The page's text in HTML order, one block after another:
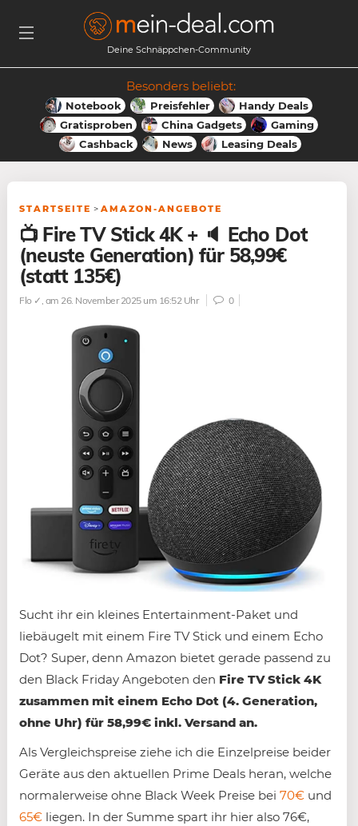
Deine Schnäppchen-Community
Besonders beliebt:
Notebook Preisfehler
Handy Deals
Gratisproben
China Gadgets
Gaming
Cashback
News Leasing Deals
STARTSEITE > AMAZON-ANGEBOTE
📺 Fire TV Stick 4K + 🔈 Echo Dot
(neuste Generation) für 58,99€
(statt 135€)
Flo ✓ , am 26. November 2025 um 16:52 Uhr 0
Sucht ihr ein kleines Entertainment-Paket und
liebäugelt mit einem Fire TV Stick und einem Echo
Dot? Super, denn Amazon bietet gerade passend zu
den Black Friday Angeboten den Fire TV Stick 4K
zusammen mit einem Echo Dot (4. Generation,
ohne Uhr) für 58,99€ inkl. Versand an.
Als Vergleichspreise ziehe ich die Einzelpreise beider
Geräte aus den aktuellen Prime Deals heran, welche
normalerweise ohne Black Week Preise bei 70€ und
65€ liegen. In der Summe spart ihr hier also 76€,